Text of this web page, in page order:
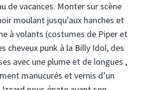
de vacances. Monter sur scène
moulant jusqu’aux hanches et
à volants (costumes de Piper et
cheveux punk à la Billy Idol, des
avec une plume et de longues ,
manucurés et vernis d’un